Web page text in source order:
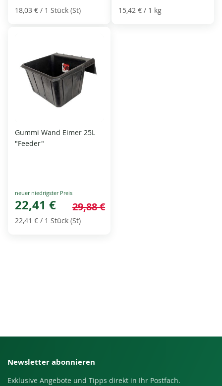
18,03 € / 1 Stück (St) 15,42 € / 1 kg
Gummi Wand Eimer 25L
"Feeder"
Special
Price
22,41 € 29,88 €
22,41 € / 1 Stück (St)
Newsletter abonnieren
Exklusive Angebote und Tipps direkt in Ihr Postfach.